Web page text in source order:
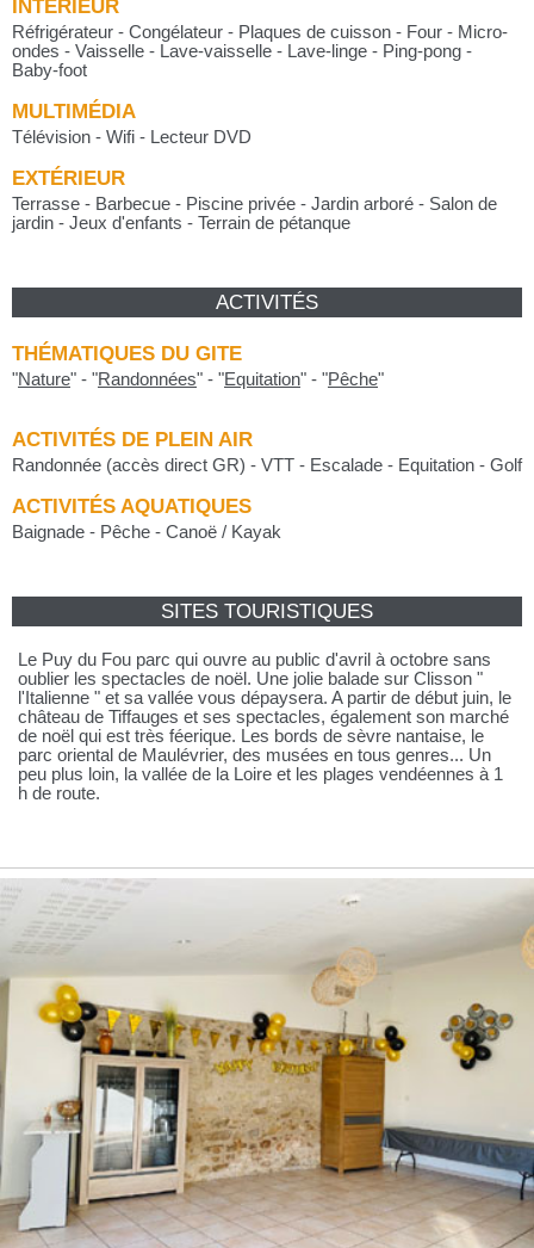
INTÉRIEUR
Réfrigérateur - Congélateur - Plaques de cuisson - Four - Micro-
ondes - Vaisselle - Lave-vaisselle - Lave-linge - Ping-pong -
Baby-foot
MULTIMÉDIA
Télévision - Wifi - Lecteur DVD
EXTÉRIEUR
Terrasse - Barbecue - Piscine privée - Jardin arboré - Salon de
jardin - Jeux d'enfants - Terrain de pétanque
ACTIVITÉS
THÉMATIQUES DU GITE
"Nature" - "Randonnées" - "Equitation" - "Pêche"
ACTIVITÉS DE PLEIN AIR
Randonnée (accès direct GR) - VTT - Escalade - Equitation - Golf
ACTIVITÉS AQUATIQUES
Baignade - Pêche - Canoë / Kayak
SITES TOURISTIQUES
Le Puy du Fou parc qui ouvre au public d'avril à octobre sans
oublier les spectacles de noël. Une jolie balade sur Clisson "
l'Italienne " et sa vallée vous dépaysera. A partir de début juin, le
château de Tiffauges et ses spectacles, également son marché
de noël qui est très féerique. Les bords de sèvre nantaise, le
parc oriental de Maulévrier, des musées en tous genres... Un
peu plus loin, la vallée de la Loire et les plages vendéennes à 1
h de route.